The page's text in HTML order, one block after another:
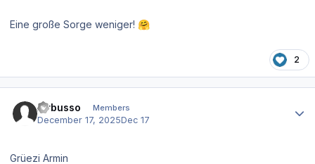
Eine große Sorge weniger! 🤗
2
Airbusso Members
December 17, 2025Dec 17
Grüezi Armin